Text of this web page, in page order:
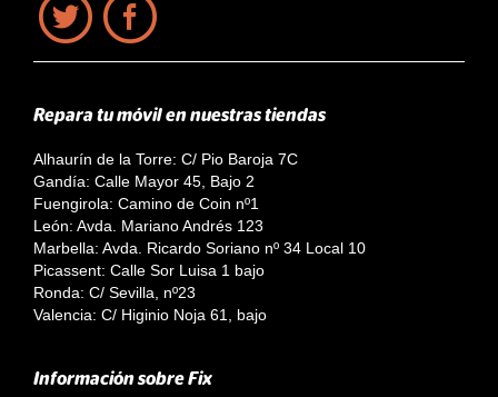
Repara tu móvil en nuestras tiendas
Alhaurín de la Torre: C/ Pio Baroja 7C
Gandía: Calle Mayor 45, Bajo 2
Fuengirola: Camino de Coin nº1
León: Avda. Mariano Andrés 123
Marbella: Avda. Ricardo Soriano nº 34 Local 10
Picassent: Calle Sor Luisa 1 bajo
Ronda: C/ Sevilla, nº23
Valencia: C/ Higinio Noja 61, bajo
Información sobre Fix